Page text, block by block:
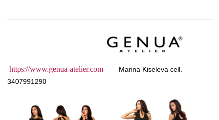
https://www.genua-atelier.com Marina Kiseleva cell.
3407991290